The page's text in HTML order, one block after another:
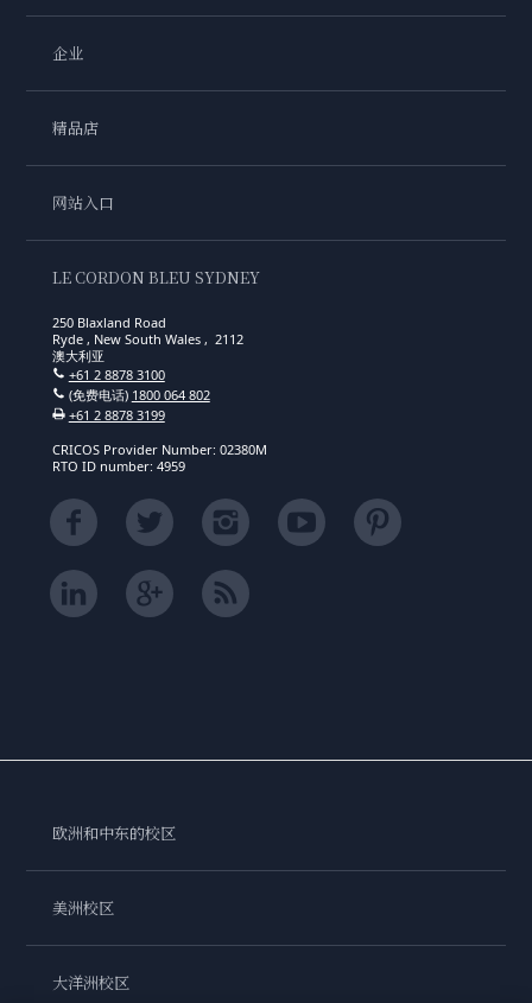
企业
精品店
网站入口
LE CORDON BLEU SYDNEY
250 Blaxland Road
Ryde , New South Wales , 2112
澳大利亚
+61 2 8878 3100
(免费电话) 1800 064 802
+61 2 8878 3199
CRICOS Provider Number: 02380M
RTO ID number: 4959
欧洲和中东的校区
美洲校区
大洋洲校区